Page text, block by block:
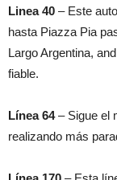
Linea 40 – Este
hasta Piazza Pia
Largo Argentina,
fiable.
Línea 64– Sigue el
realizando más